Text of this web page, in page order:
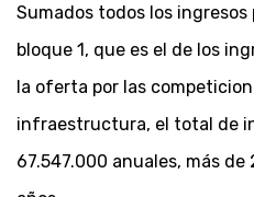
Sumados todos los
bloque 1, que es el de los
la oferta por las
infraestructura, el total de
67.547.000 anuales, más